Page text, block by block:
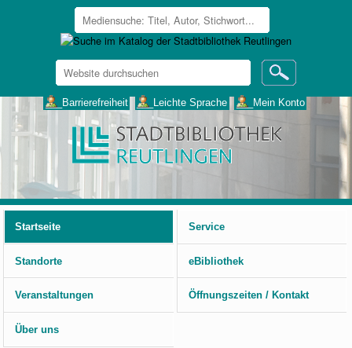
Website
durchsuchen
___Barrierefreiheit ___Leichte Sprache ___Mein Konto
Startseite
Service
Standorte eBibliothek
Veranstaltungen Öffnungszeiten / Kontakt
Über uns